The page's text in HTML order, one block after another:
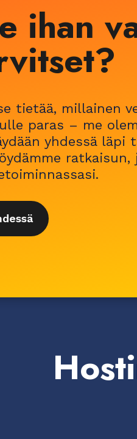
ihan
tietää, millainen
paras – me
yhdessä läpi
ratkaisun,